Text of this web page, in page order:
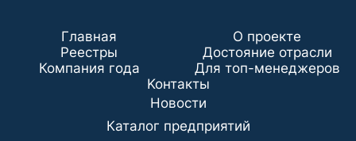
Главная
О проекте
Реестры
Достояние отрасли
Компания года
Для топ-менеджеров
Koнтaкты
Новости
Каталог предприятий